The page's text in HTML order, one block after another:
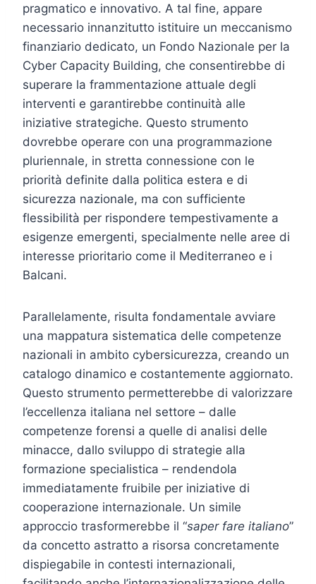
pragmatico e innovativo. A tal fine, appare
necessario innanzitutto istituire un meccanismo
finanziario dedicato, un Fondo Nazionale per la
Cyber Capacity Building, che consentirebbe di
superare la frammentazione attuale degli
interventi e garantirebbe continuità alle
iniziative strategiche. Questo strumento
dovrebbe operare con una programmazione
pluriennale, in stretta connessione con le
priorità definite dalla politica estera e di
sicurezza nazionale, ma con sufficiente
flessibilità per rispondere tempestivamente a
esigenze emergenti, specialmente nelle aree di
interesse prioritario come il Mediterraneo e i
Balcani.
Parallelamente, risulta fondamentale avviare
una mappatura sistematica delle competenze
nazionali in ambito cybersicurezza, creando un
catalogo dinamico e costantemente aggiornato.
Questo strumento permetterebbe di valorizzare
l’eccellenza italiana nel settore – dalle
competenze forensi a quelle di analisi delle
minacce, dallo sviluppo di strategie alla
formazione specialistica – rendendola
immediatamente fruibile per iniziative di
cooperazione internazionale. Un simile
approccio trasformerebbe il “saper fare italiano”
da concetto astratto a risorsa concretamente
dispiegabile in contesti internazionali,